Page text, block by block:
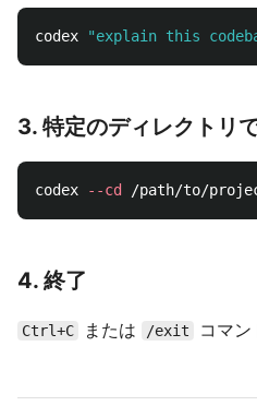
codex "explain this
3. 特定のディレクトリ
codex --cd
4. 終了
Ctrl+C または /exit コマン